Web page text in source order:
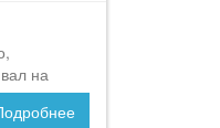
на